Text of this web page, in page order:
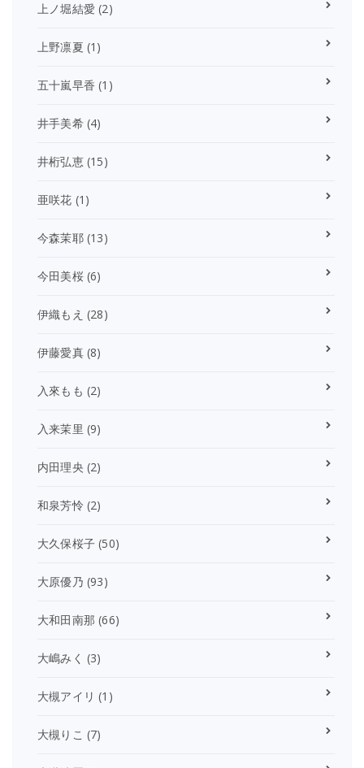
上ノ堀結愛 (2)
上野凛夏 (1)
五十嵐早香 (1)
井手美希(4)
井桁弘恵(15)
亜咲花 (1)
今森茉耶(13)
今田美桜(6)
伊織もえ (28)
伊藤愛真(8)
入來もも (2)
入来茉里 (9)
内田理央 (2)
和泉芳怜 (2)
大久保桜子 (50)
大原優乃 (93)
大和田南那 (66)
大嶋みく (3)
大槻アイリ (1)
大槻りこ (7)